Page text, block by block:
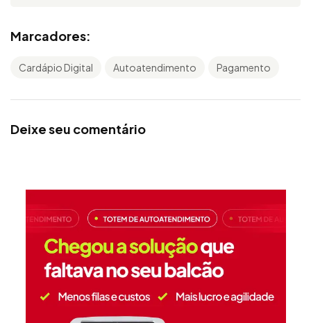
Marcadores:
Cardápio Digital Autoatendimento Pagamento
Deixe seu comentário